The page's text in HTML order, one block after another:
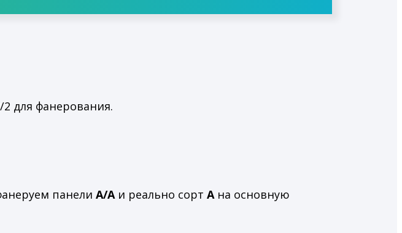
для фанерования.
панели А/А и реально сорт А на основную